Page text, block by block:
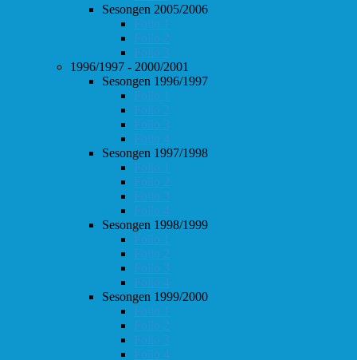
Sesongen 2005/2006
Follo 1
Follo 2
Follo 3
1996/1997 - 2000/2001
Sesongen 1996/1997
Follo 1
Follo 2
Follo 3
Follo 4
Sesongen 1997/1998
Follo 1
Follo 2
Follo 3
Follo 4
Sesongen 1998/1999
Follo 1
Follo 2
Follo 3
Follo 4
Sesongen 1999/2000
Follo 1
Follo 2
Follo 3
Follo 4